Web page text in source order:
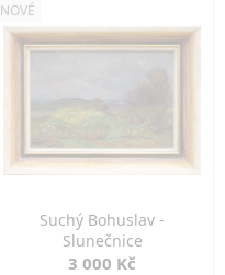
NOVÉ
Suchý Bohuslav -
Slunečnice
3 000 Kč